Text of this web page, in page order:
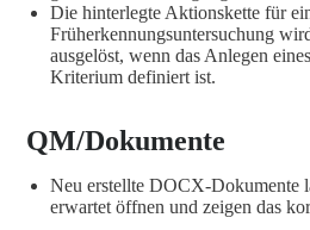
Die hinterlegte Aktionskette für
Früherkennungsuntersuchung
ausgelöst, wenn das Anlegen
Kriterium definiert ist.
QM/Dokumente
Neu erstellte DOCX-Dokumente
erwartet öffnen und zeigen das